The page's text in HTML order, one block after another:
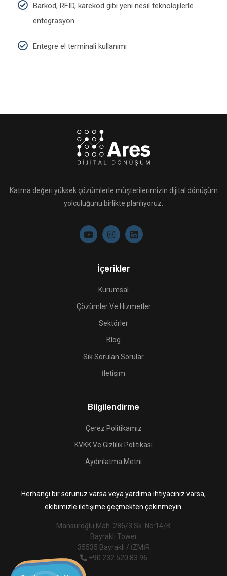
Barkod, RFID, karekod gibi yeni nesil teknolojilerle
entegrasyon
Entegre el terminali kullanımı
Katma değeri yüksek çözümlerle müşterilerimizin dijital dönüşüm
yolculuğunu birlikte planlıyoruz.
İçerikler
Kurumsal
Çözümler Ve Hizmetler
Sektörler
Blog
Sık Sorulan Sorular
İletişim
Bilgilendirme
Çerez Politikamız
KVKK Ve Gizlilik Politikası
Aydınlatma Metni
Herhangi bir sorunuz varsa veya yardıma ihtiyacınız varsa,
ekibimizle iletişime geçmekten çekinmeyin.
Mansuroğlu Mah. 286/3 Sk. No:14/B
Bayrakli Tower
35535 Bayraklı / İZMİR
+90 232 520 83 96